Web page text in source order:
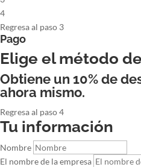
4
Regresa al paso 3
Pago
Elige el método
Obtiene un 10% de
ahora mismo.
Regresa al paso 4
Tu información
Nombre
El nombre de la empresa